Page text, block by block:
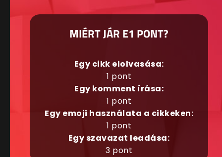
MIÉRT JÁR E1 PONT?
Egy cikk elolvasása:
1 pont
Egy komment írása:
1 pont
Egy emoji használata a cikkeken:
1 pont
Egy szavazat leadása:
3 pont